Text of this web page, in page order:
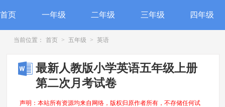
首页 一年级 二年级 三年级 四年级
当前位置： 首页 > 五年级 > 英语
最新人教版小学英语五年级上册
第二次月考试卷
声明：本站所有资源均来自网络，版权归原作者所有，不存储任何试